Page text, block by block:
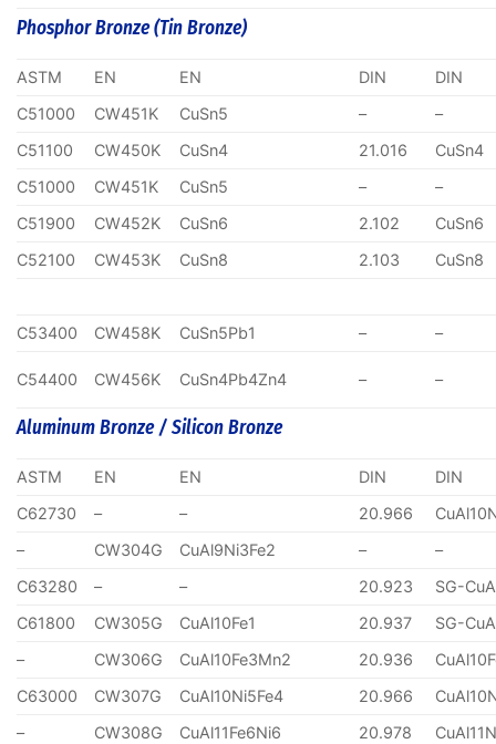
Phosphor Bronze (Tin Bronze)
ASTM EN EN DIN
DIN
C51000
CW451K CuSn5 –
–
C51100
CW450K CuSn4 21.016
CuSn4
C51000
CW451K CuSn5 –
–
C51900
CW452K CuSn6 2.102
CuSn6
C52100
CW453K CuSn8 2.103 CuSn8
C53400 CW458K CuSn5Pb1 – –
C54400 CW456K CuSn4Pb4Zn4 – –
Aluminum Bronze / Silicon Bronze
ASTM EN EN DIN
DIN
C62730
– – 20.966
–
CW304G CuAl9Ni3Fe2 –
–
C63280
– – 20.923
SG-
C61800
CW305G CuAl10Fe1 20.937
SG-
–
CW306G CuAl10Fe3Mn2 20.936
C63000
CW307G CuAl10Ni5Fe4 20.966
–
CW308G CuAl11Fe6Ni6 20.978